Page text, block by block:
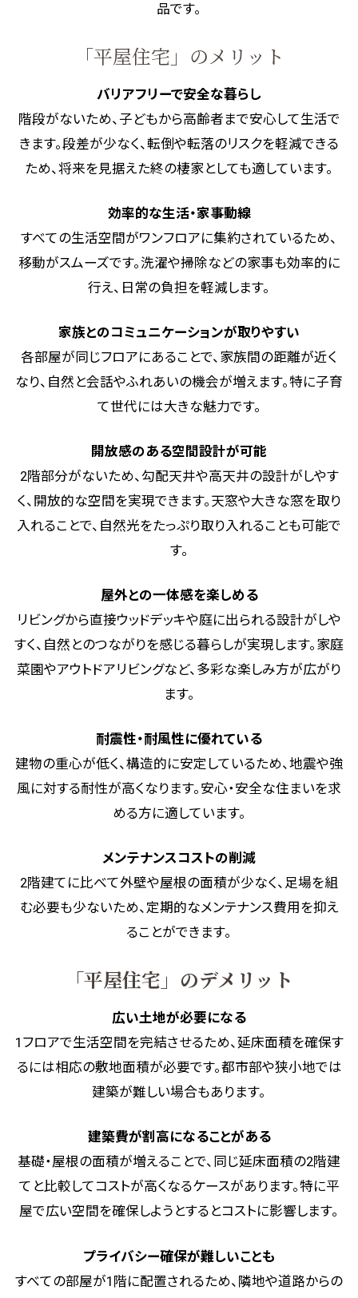
品です。
「平屋住宅」のメリット
バリアフリーで安全な暮らし
階段がないため、子どもから高齢者まで安心して生活で
きます。段差が少なく、転倒や転落のリスクを軽減できる
ため、将来を見据えた終の棲家としても適しています。
効率的な生活・家事動線
すべての生活空間がワンフロアに集約されているため、
移動がスムーズです。洗濯や掃除などの家事も効率的に
行え、日常の負担を軽減します。
家族とのコミュニケーションが取りやすい
各部屋が同じフロアにあることで、家族間の距離が近く
なり、自然と会話やふれあいの機会が増えます。特に子育
て世代には大きな魅力です。
開放感のある空間設計が可能
2階部分がないため、勾配天井や高天井の設計がしやす
く、開放的な空間を実現できます。天窓や大きな窓を取り
入れることで、自然光をたっぷり取り入れることも可能で
す。
屋外との一体感を楽しめる
リビングから直接ウッドデッキや庭に出られる設計がしや
すく、自然とのつながりを感じる暮らしが実現します。家庭
菜園やアウトドアリビングなど、多彩な楽しみ方が広がり
ます。
耐震性・耐風性に優れている
建物の重心が低く、構造的に安定しているため、地震や強
風に対する耐性が高くなります。安心・安全な住まいを求
める方に適しています。
メンテナンスコストの削減
2階建てに比べて外壁や屋根の面積が少なく、足場を組
む必要も少ないため、定期的なメンテナンス費用を抑え
ることができます。
「平屋住宅」のデメリット
広い土地が必要になる
1フロアで生活空間を完結させるため、延床面積を確保す
るには相応の敷地面積が必要です。都市部や狭小地では
建築が難しい場合もあります。
建築費が割高になることがある
基礎・屋根の面積が増えることで、同じ延床面積の2階建
てと比較してコストが高くなるケースがあります。特に平
屋で広い空間を確保しようとするとコストに影響します。
プライバシー確保が難しいことも
すべての部屋が1階に配置されるため、隣地や道路からの